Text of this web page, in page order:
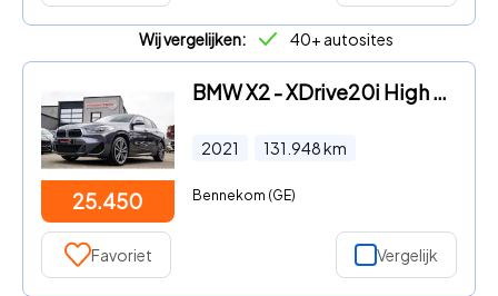
Wij vergelijken: 40+ autosites
25.450
BMW X2 - XDrive20i High Executive | Stoelverwarming | Panorama | Head
2021 131.948km
Bennekom (GE)
Favoriet Vergelijk